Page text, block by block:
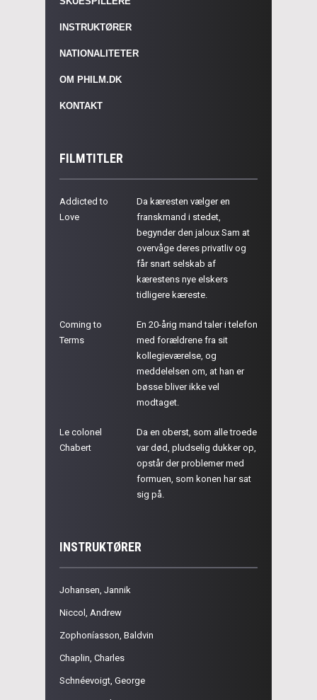
INSTRUKTØRER
NATIONALITETER
OM PHILM.DK
KONTAKT
FILMTITLER
Addicted to
Love
Da kæresten vælger en
franskmand i stedet,
begynder den jaloux Sam at
overvåge deres privatliv og
får snart selskab af
kærestens nye elskers
tidligere kæreste.
Coming to
Terms
En 20-årig mand taler i telefon
med forældrene fra sit
kollegieværelse, og
meddelelsen om, at han er
bøsse bliver ikke vel
modtaget.
Le colonel
Chabert
Da en oberst, som alle troede
var død, pludselig dukker op,
opstår der problemer med
formuen, som konen har sat
sig på.
INSTRUKTØRER
Johansen, Jannik
Niccol, Andrew
Zophoníasson, Baldvin
Chaplin, Charles
Schnéevoigt, George